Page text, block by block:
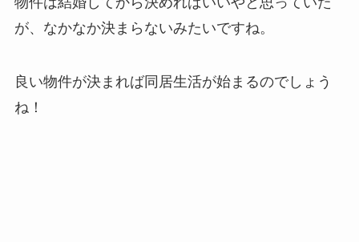
が、なかなか決まらないみたいですね。
良い物件が決まれば同居生活が始まるのでしょう
ね！